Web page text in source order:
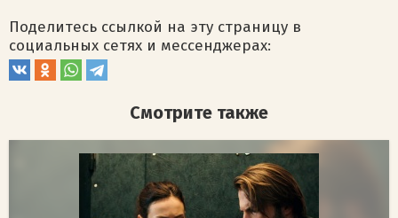
Поделитесь ссылкой на эту страницу в
социальных сетях и мессенджерах:
Смотрите также